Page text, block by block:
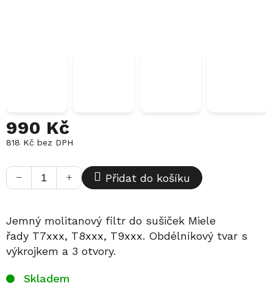
990 Kč
818 Kč bez DPH
cena:
+
− Přidat do košíku
Jemný molitanový filtr do sušiček Miele
řady T7xxx, T8xxx, T9xxx. Obdélníkový tvar s
výkrojkem a 3 otvory.
Skladem